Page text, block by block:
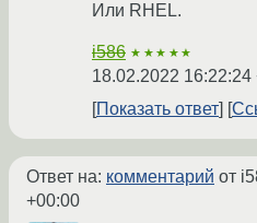
Или RHEL.
i586 ★★★★★
18.02.2022 16:22:24
Показать ответ
Ответ на: комментарий от
+00:00